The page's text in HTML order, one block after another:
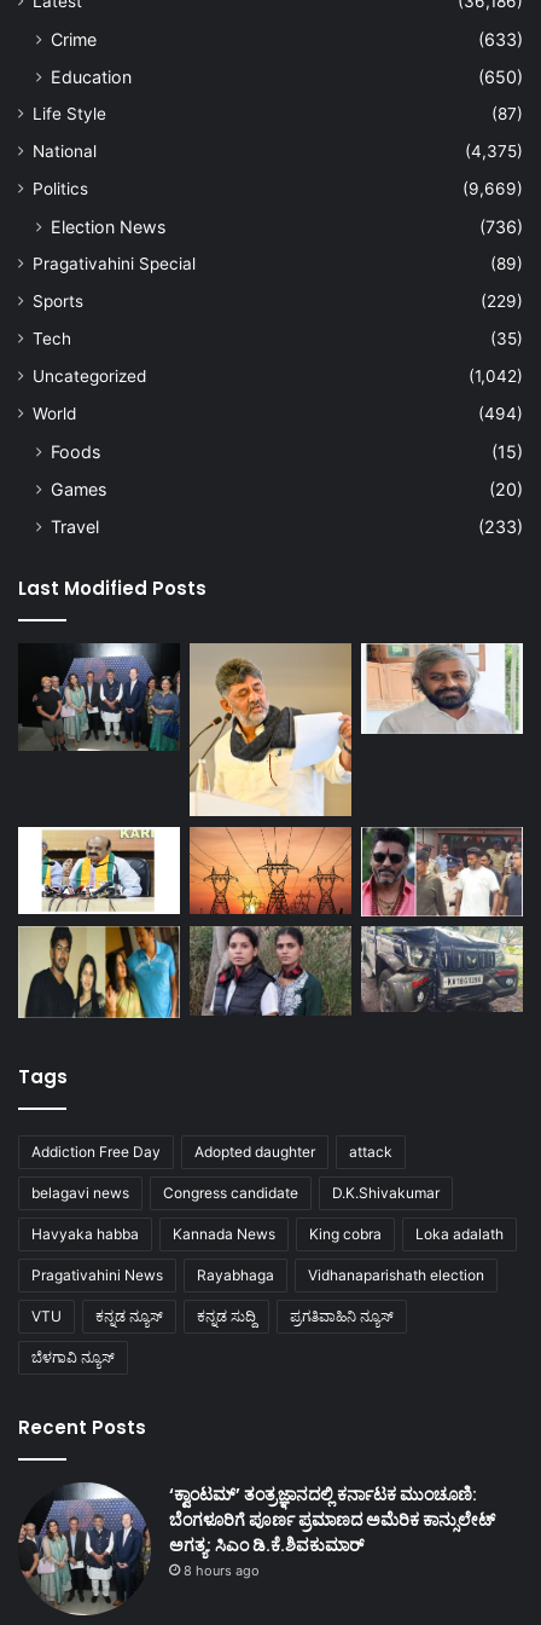
Crime
(633)
Education
(650)
Life Style
(87)
National
(4,375)
Politics
(9,669)
Election News (736)
Pragativahini Special
(89)
Sports
(229)
Tech
(35)
Uncategorized
(1,042)
World
(494)
Foods
(15)
Games
(20)
Travel
(233)
Last Modified Posts
Tags
Addiction Free Day Adopted daughter attack
belagavi news Congress candidate D.K.Shivakumar
Havyaka habba Kannada News King cobra Loka adalath
Pragativahini News Rayabhaga Vidhanaparishath election
VTU ಕನ್ನಡ ನ್ಯೂಸ್ ಕನ್ನಡ ಸುದ್ದಿ ಪ್ರಗತಿವಾಹಿನಿ ನ್ಯೂಸ್
ಬೆಳಗಾವಿ ನ್ಯೂಸ್
Recent Posts
‘ಕ್ವಾಂಟಮ್’ ತಂತ್ರಜ್ಞಾನದಲ್ಲಿ ಕರ್ನಾಟಕ ಮುಂಚೂಣಿ:
ಬೆಂಗಳೂರಿಗೆ ಪೂರ್ಣ ಪ್ರಮಾಣದ ಅಮೆರಿಕ ಕಾನ್ಸುಲೇಟ್
ಅಗತ್ಯ: ಸಿಎಂ ಡಿ.ಕೆ.ಶಿವಕುಮಾರ್
8 hours ago